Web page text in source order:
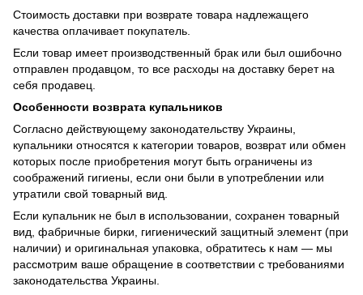
Стоимость доставки при возврате товара надлежащего
качества оплачивает покупатель.
Если товар имеет производственный брак или был ошибочно
отправлен продавцом, то все расходы на доставку берет на
себя продавец.
Особенности возврата купальников
Согласно действующему законодательству Украины,
купальники относятся к категории товаров, возврат или обмен
которых после приобретения могут быть ограничены из
соображений гигиены, если они были в употреблении или
утратили свой товарный вид.
Если купальник не был в использовании, сохранен товарный
вид, фабричные бирки, гигиенический защитный элемент (при
наличии) и оригинальная упаковка, обратитесь к нам — мы
рассмотрим ваше обращение в соответствии с требованиями
законодательства Украины.